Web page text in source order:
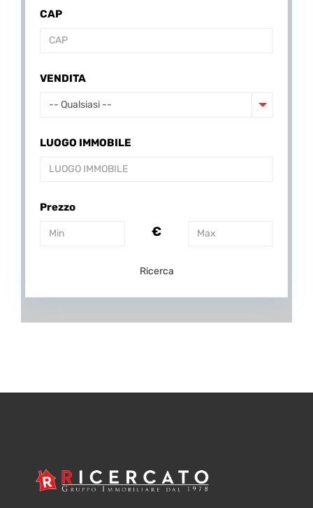
CAP
VENDITA
-- Qualsiasi --
LUOGO IMMOBILE
Prezzo
€
Ricerca